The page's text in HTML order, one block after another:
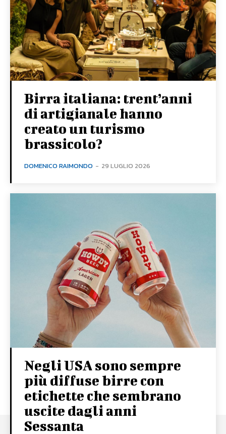
Birra italiana: trent’anni
di artigianale hanno
creato un turismo
brassicolo?
DOMENICO RAIMONDO - 29 LUGLIO 2026
Negli USA sono sempre
più diffuse birre con
etichette che sembrano
uscite dagli anni
Sessanta